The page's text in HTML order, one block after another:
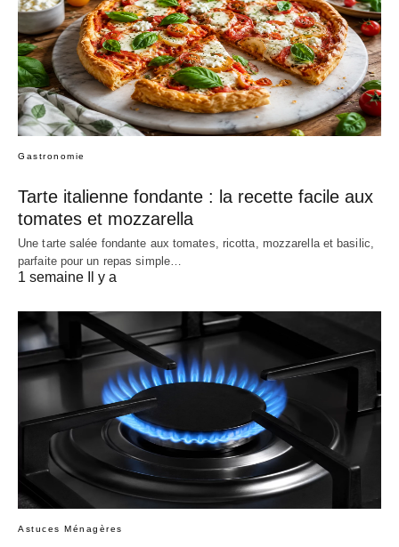
Gastronomie
Tarte italienne fondante : la recette facile aux
tomates et mozzarella
Une tarte salée fondante aux tomates, ricotta, mozzarella et basilic,
parfaite pour un repas simple…
1 semaine Il y a
Astuces Ménagères